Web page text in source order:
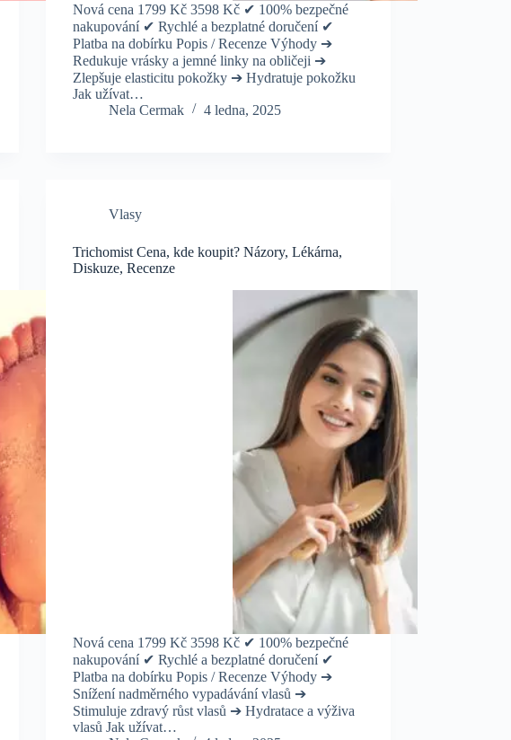
Nová cena 1799 Kč 3598 Kč ✔ 100% bezpečné
nakupování ✔ Rychlé a bezplatné doručení ✔
Platba na dobírku Popis / Recenze Výhody ➔
Redukuje vrásky a jemné linky na obličeji ➔
Zlepšuje elasticitu pokožky ➔ Hydratuje pokožku
Jak užívat…
Nela Cermak
4 ledna, 2025
Vlasy
Trichomist Cena, kde koupit? Názory, Lékárna,
Diskuze, Recenze
Nová cena 1799 Kč 3598 Kč ✔ 100% bezpečné
nakupování ✔ Rychlé a bezplatné doručení ✔
Platba na dobírku Popis / Recenze Výhody ➔
Snížení nadměrného vypadávání vlasů ➔
Stimuluje zdravý růst vlasů ➔ Hydratace a výživa
vlasů Jak užívat…